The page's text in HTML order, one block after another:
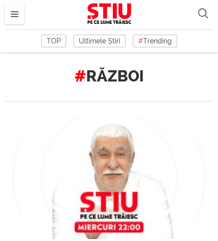
TOP Ultimele Știri #Trending
RĂZBOI